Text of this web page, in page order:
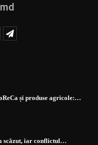
și produse agricole:…
scăzut, iar conflictul…